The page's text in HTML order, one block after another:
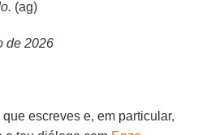
(ag)
de 2026
escreves e, em particular,